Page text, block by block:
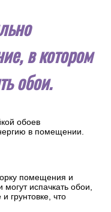
в котором
обои.
обоев
в помещении.
помещения и
могут испачкать обои,
грунтовке, что